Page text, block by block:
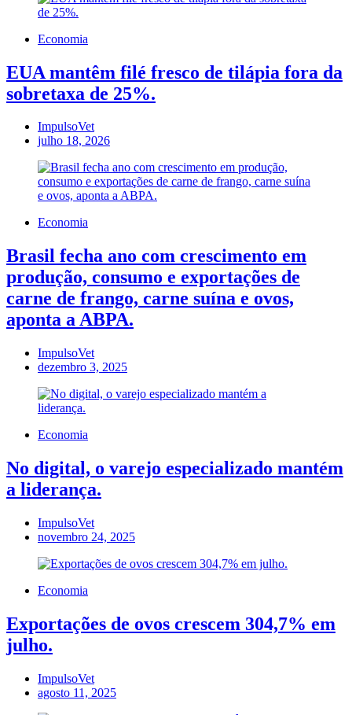
Economia
EUA mantêm filé fresco de tilápia fora da
sobretaxa de 25%.
ImpulsoVet
julho 18, 2026
Economia
Brasil fecha ano com crescimento em
produção, consumo e exportações de
carne de frango, carne suína e ovos,
aponta a ABPA.
ImpulsoVet
dezembro 3, 2025
Economia
No digital, o varejo especializado mantém
a liderança.
ImpulsoVet
novembro 24, 2025
Economia
Exportações de ovos crescem 304,7% em
julho.
ImpulsoVet
agosto 11, 2025